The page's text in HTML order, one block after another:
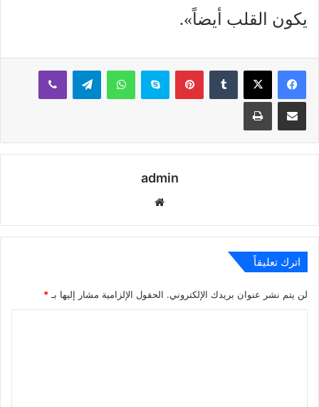
يكون القلب أيضاً».
بينتيريستسكايب واتساب تيلقرام ڤايبر
مشاركة عبر البريد طباعة
admin
اترك تعليقاً
لن يتم نشر عنوان بريدك الإلكتروني. الحقول الإلزامية مشار إليها بـ *